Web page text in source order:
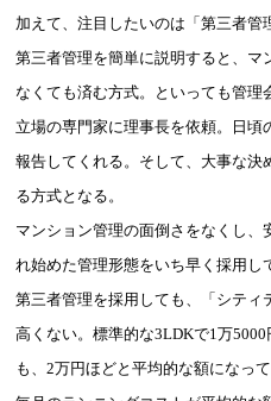
加えて、注目したいのは「第三者管
第三者管理を簡単に説明すると、マ
なくても済む方式。といっても管理
立場の専門家に理事長を依頼。日
報告してくれる。そして、大事な決
る方式となる。
マンション管理の面倒さをなくし、
れ始めた管理形態をいち早く採用し
第三者管理を採用しても、「シティ
高くない。標準的な3LDKで1万
も、2万円ほどと平均的な額になって